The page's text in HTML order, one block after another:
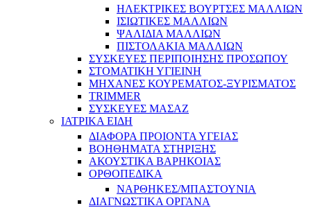
ΗΛΕΚΤΡΙΚΕΣ ΒΟΥΡΤΣΕΣ ΜΑΛΛΙΩΝ
ΙΣΙΩΤΙΚΕΣ ΜΑΛΛΙΩΝ
ΨΑΛΙΔΙΑ ΜΑΛΛΙΩΝ
ΠΙΣΤΟΛΑΚΙΑ ΜΑΛΛΙΩΝ
ΣΥΣΚΕΥΕΣ ΠΕΡΙΠΟΙΗΣΗΣ ΠΡΟΣΩΠΟΥ
ΣΤΟΜΑΤΙΚΗ ΥΓΙΕΙΝΗ
ΜΗΧΑΝΕΣ ΚΟΥΡΕΜΑΤΟΣ-ΞΥΡΙΣΜΑΤΟΣ
TRIMMER
ΣΥΣΚΕΥΕΣ ΜΑΣΑΖ
ΙΑΤΡΙΚΑ ΕΙΔΗ
ΔΙΑΦΟΡΑ ΠΡΟΙΟΝΤΑ ΥΓΕΙΑΣ
ΒΟΗΘΗΜΑΤΑ ΣΤΗΡΙΞΗΣ
ΑΚΟΥΣΤΙΚΑ ΒΑΡΗΚΟΙΑΣ
ΟΡΘΟΠΕΔΙΚΑ
ΝΑΡΘΗΚΕΣ/ΜΠΑΣΤΟΥΝΙΑ
ΔΙΑΓΝΩΣΤΙΚΑ ΟΡΓΑΝΑ